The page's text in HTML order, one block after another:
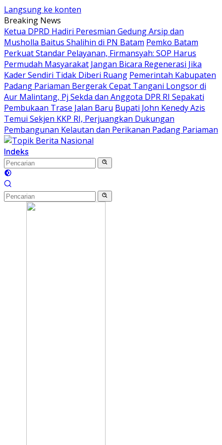
Langsung ke konten
Breaking News
Ketua DPRD Hadiri Peresmian Gedung Arsip dan
Musholla Baitus Shalihin di PN Batam Pemko Batam
Perkuat Standar Pelayanan, Firmansyah: SOP Harus
Permudah Masyarakat Jangan Bicara Regenerasi Jika
Kader Sendiri Tidak Diberi Ruang Pemerintah Kabupaten
Padang Pariaman Bergerak Cepat Tangani Longsor di
Aur Malintang, Pj Sekda dan Anggota DPR RI Sepakati
Pembukaan Trase Jalan Baru Bupati John Kenedy Azis
Temui Sekjen KKP RI, Perjuangkan Dukungan
Pembangunan Kelautan dan Perikanan Padang Pariaman
Indeks